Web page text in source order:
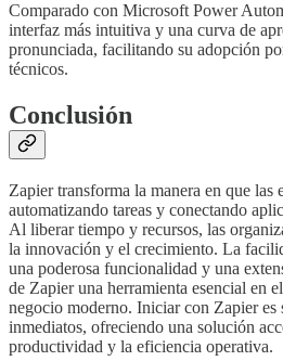
Comparado con Microsoft Power
interfaz más intuitiva y una curva de
pronunciada, facilitando su adopción
técnicos.
Conclusión
Zapier transforma la manera en que las
automatizando tareas y conectando
Al liberar tiempo y recursos, las
la innovación y el crecimiento. La
una poderosa funcionalidad y una
de Zapier una herramienta esencial en
negocio moderno. Iniciar con Zapier es
inmediatos, ofreciendo una solución
productividad y la eficiencia operativa.